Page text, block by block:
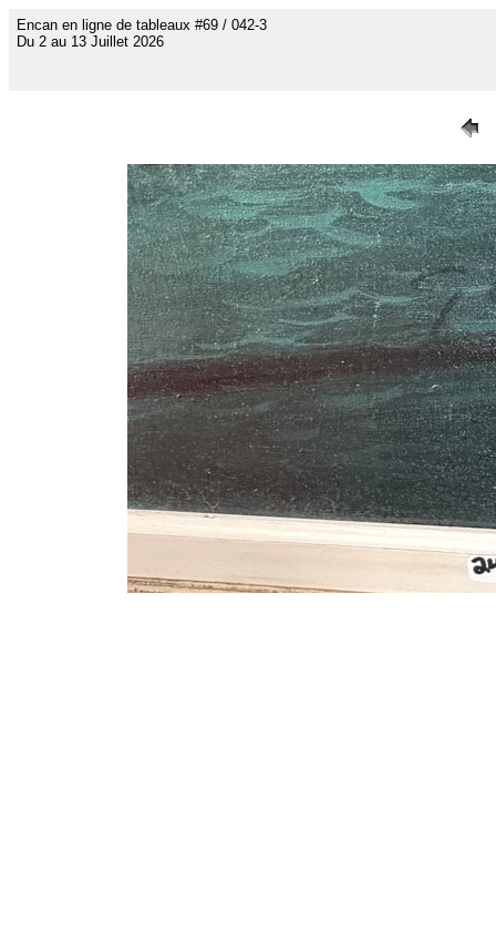
Encan en ligne de tableaux #69 / 042-3
Du 2 au 13 Juillet 2026